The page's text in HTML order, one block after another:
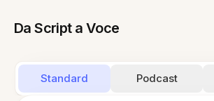
Da Script a Voce
Standard Podcast